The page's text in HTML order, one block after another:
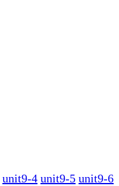
unit9-4 unit9-5 unit9-6